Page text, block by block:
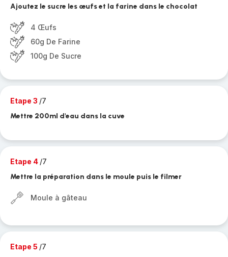
Ajoutez le sucre les œufs et la farine dans le chocolat
4 Œufs
60g De Farine
100g De Sucre
Etape 3 /7
Mettre 200ml d'eau dans la cuve
Etape 4 /7
Mettre la préparation dans le moule puis le filmer
Moule à gâteau
Etape 5 /7